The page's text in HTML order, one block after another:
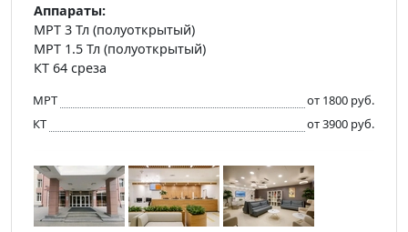
Аппараты:
МРТ 3 Тл (полуоткрытый)
МРТ 1.5 Тл (полуоткрытый)
КТ 64 среза
МРТ
от 1800 руб.
КТ
от 3900 руб.